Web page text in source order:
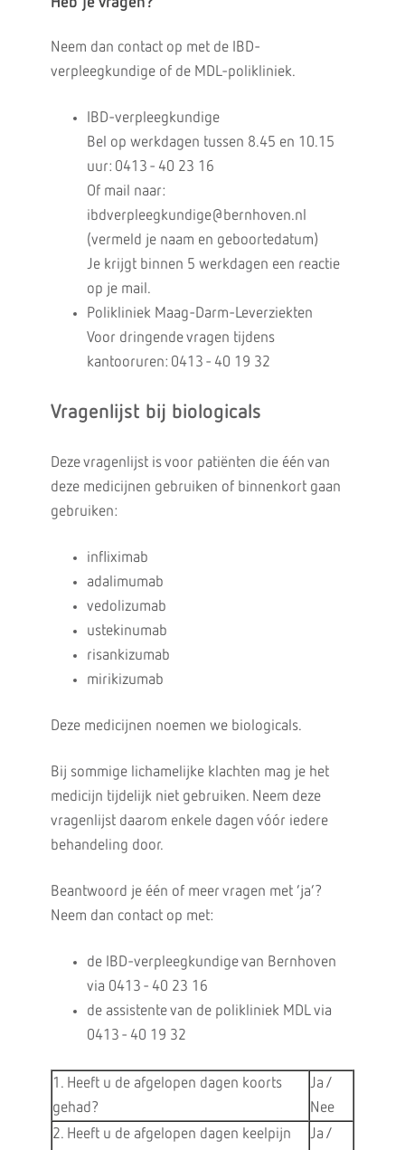
Neem dan contact op met de IBD-
verpleegkundige of de MDL-polikliniek.
IBD-verpleegkundige
Bel op werkdagen tussen 8.45 en 10.15
uur: 0413 - 40 23 16
Of mail naar:
ibdverpleegkundige@bernhoven.nl
(vermeld je naam en geboortedatum)
Je krijgt binnen 5 werkdagen een reactie
op je mail.
Polikliniek Maag-Darm-Leverziekten
Voor dringende vragen tijdens
kantooruren: 0413 - 40 19 32
Vragenlijst bij biologicals
Deze vragenlijst is voor patiënten die één van
deze medicijnen gebruiken of binnenkort gaan
gebruiken:
infliximab
adalimumab
vedolizumab
ustekinumab
risankizumab
mirikizumab
Deze medicijnen noemen we biologicals.
Bij sommige lichamelijke klachten mag je het
medicijn tijdelijk niet gebruiken. Neem deze
vragenlijst daarom enkele dagen vóór iedere
behandeling door.
Beantwoord je één of meer vragen met ‘ja’?
Neem dan contact op met:
de IBD-verpleegkundige van Bernhoven
via 0413 - 40 23 16
de assistente van de polikliniek MDL via
0413 - 40 19 32
1. Heeft u de afgelopen dagen koorts
gehad?
Ja /
Nee
2. Heeft u de afgelopen dagen keelpijn
Ja /